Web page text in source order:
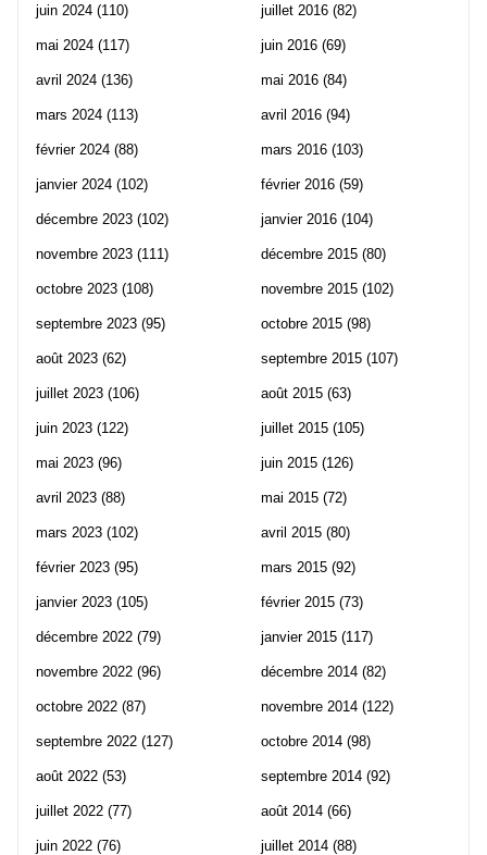
juin 2024 (110)
mai 2024 (117)
avril 2024 (136)
mars 2024 (113)
février 2024 (88)
janvier 2024 (102)
décembre 2023 (102)
novembre 2023 (111)
octobre 2023 (108)
septembre 2023 (95)
août 2023 (62)
juillet 2023 (106)
juin 2023 (122)
mai 2023 (96)
avril 2023 (88)
mars 2023 (102)
février 2023 (95)
janvier 2023 (105)
décembre 2022 (79)
novembre 2022 (96)
octobre 2022 (87)
septembre 2022 (127)
août 2022 (53)
juillet 2022 (77)
juin 2022 (76)
juillet 2016 (82)
juin 2016 (69)
mai 2016 (84)
avril 2016 (94)
mars 2016 (103)
février 2016 (59)
janvier 2016 (104)
décembre 2015 (80)
novembre 2015 (102)
octobre 2015 (98)
septembre 2015 (107)
août 2015 (63)
juillet 2015 (105)
juin 2015 (126)
mai 2015 (72)
avril 2015 (80)
mars 2015 (92)
février 2015 (73)
janvier 2015 (117)
décembre 2014 (82)
novembre 2014 (122)
octobre 2014 (98)
septembre 2014 (92)
août 2014 (66)
juillet 2014 (88)